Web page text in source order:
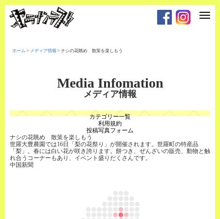
T
o
n
ホーム > メディア情報 > ナシの花眺め 散策を楽しもう
Media Infomation
メディア情報
カテゴリー一覧
利用規約
投稿写真フォーム
ナシの花眺め 散策を楽しもう
世羅大豊農園では16日「梨の花祭り」が開催されます。世羅町の特産品
「梨」。春には白い花が咲き誇ります。餅つき、ぜんざいの販売、動物と触
れ合うコーナーもあり、イベント盛りだくさんです。
中国新聞